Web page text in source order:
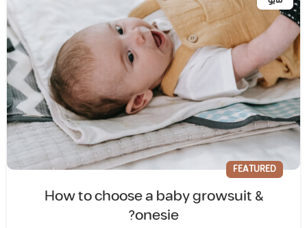
FEATURED
How to choose a baby growsuit &
onesie?